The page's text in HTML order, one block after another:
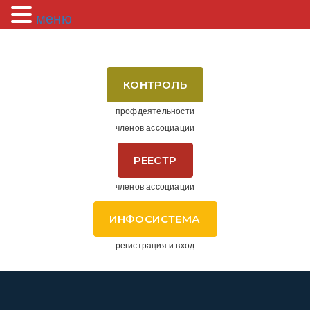
КОНТРОЛЬ
профдеятельности
членов ассоциации
РЕЕСТР
членов ассоциации
ИНФОСИСТЕМА
регистрация и вход
меню